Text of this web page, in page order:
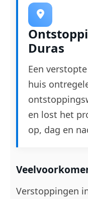
Duras
Een
huis
en lost het
op, dag en
Verstoppingen